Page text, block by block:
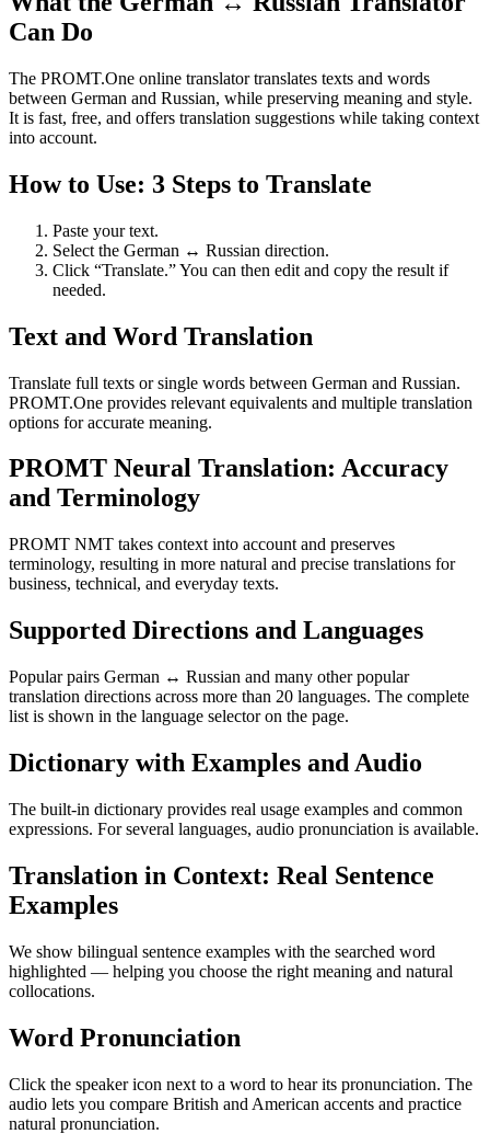
Can Do
The PROMT.One online translator translates texts and words
between German and Russian, while preserving meaning and style.
It is fast, free, and offers translation suggestions while taking context
into account.
How to Use: 3 Steps to Translate
Paste your text.
Select the German ↔ Russian direction.
Click “Translate.” You can then edit and copy the result if
needed.
Text and Word Translation
Translate full texts or single words between German and Russian.
PROMT.One provides relevant equivalents and multiple translation
options for accurate meaning.
PROMT Neural Translation: Accuracy
and Terminology
PROMT NMT takes context into account and preserves
terminology, resulting in more natural and precise translations for
business, technical, and everyday texts.
Supported Directions and Languages
Popular pairs German ↔ Russian and many other popular
translation directions across more than 20 languages. The complete
list is shown in the language selector on the page.
Dictionary with Examples and Audio
The built-in dictionary provides real usage examples and common
expressions. For several languages, audio pronunciation is available.
Translation in Context: Real Sentence
Examples
We show bilingual sentence examples with the searched word
highlighted — helping you choose the right meaning and natural
collocations.
Word Pronunciation
Click the speaker icon next to a word to hear its pronunciation. The
audio lets you compare British and American accents and practice
natural pronunciation.